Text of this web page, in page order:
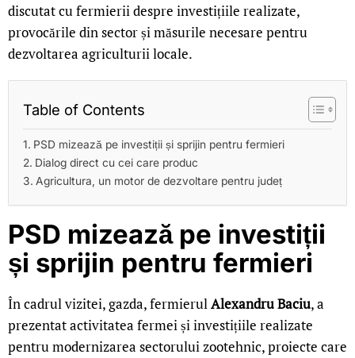
discutat cu fermierii despre investițiile realizate,
provocările din sector și măsurile necesare pentru
dezvoltarea agriculturii locale.
Table of Contents
PSD mizează pe investiții și sprijin pentru fermieri
Dialog direct cu cei care produc
Agricultura, un motor de dezvoltare pentru județ
PSD mizează pe investiții
și sprijin pentru fermieri
În cadrul vizitei, gazda, fermierulAlexandru Baciu, a
prezentat activitatea fermei și investițiile realizate
pentru modernizarea sectorului zootehnic, proiecte care